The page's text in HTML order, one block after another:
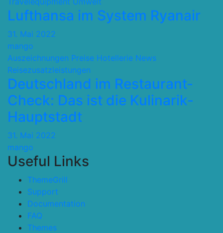
Lufthansa im System Ryanair
31. Mai 2022
mango
Auszeichnungen Preise Hotellerie News
Reisezusatzleistungen
Deutschland im Restaurant-
Check: Das ist die Kulinarik-
Hauptstadt
31. Mai 2022
mango
Useful Links
ThemeGrill
Support
Documentation
FAQ
Themes